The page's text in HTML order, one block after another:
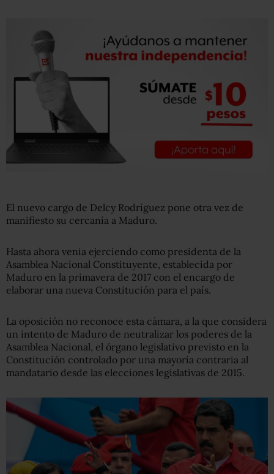
El nuevo cargo de Delcy Rodríguez pone otra vez de
manifiesto su cercanía a Maduro.
Hasta ahora venía ejerciendo como presidenta de la
Asamblea Nacional Constituyente, establecida por
Maduro en la primavera de 2017 con el encargo de
elaborar una nueva Constitución para el país.
La oposición no reconoce esta cámara, a la que considera
un intento de Maduro de neutralizar los poderes de la
Asamblea Nacional, el órgano legislativo previsto en la
Constitución controlado por una mayoría contraria al
mandatario desde las elecciones legislativas de 2015.